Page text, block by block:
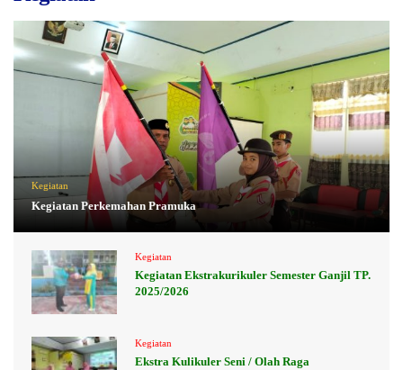
Kegiatan
Kegiatan Perkemahan Pramuka
Kegiatan
Kegiatan Ekstrakurikuler Semester Ganjil TP.
2025/2026
Kegiatan
Ekstra Kulikuler Seni / Olah Raga